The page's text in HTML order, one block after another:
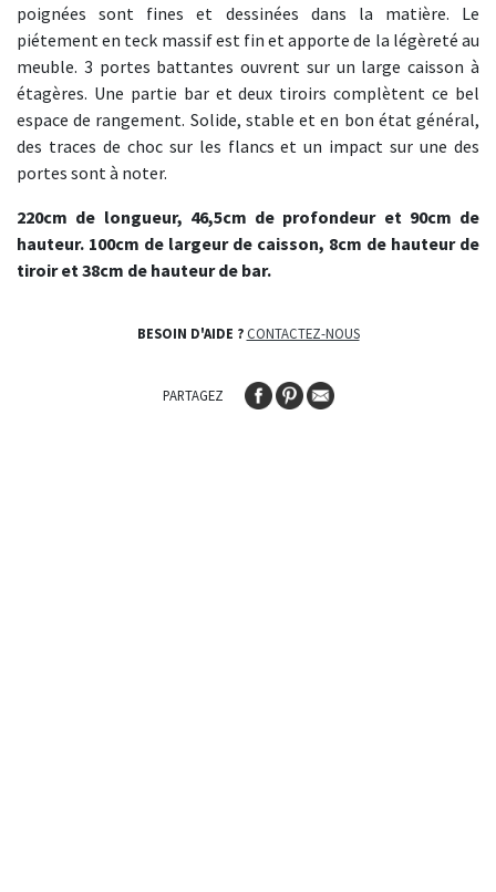
poignées sont fines et dessinées dans la matière. Le
piétement en teck massif est fin et apporte de la légèreté au
meuble. 3 portes battantes ouvrent sur un large caisson à
étagères. Une partie bar et deux tiroirs complètent ce bel
espace de rangement. Solide, stable et en bon état général,
des traces de choc sur les flancs et un impact sur une des
portes sont à noter.
220cm de longueur, 46,5cm de profondeur et 90cm de
hauteur. 100cm de largeur de caisson, 8cm de hauteur de
tiroir et 38cm de hauteur de bar.
BESOIN D'AIDE ? CONTACTEZ-NOUS
PARTAGEZ